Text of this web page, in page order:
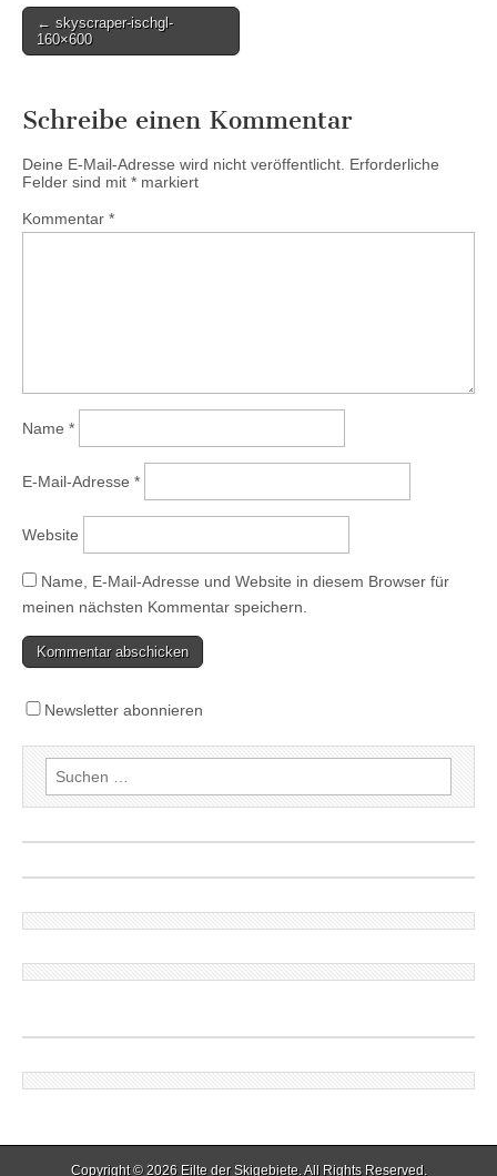
Post
navigation
← skyscraper-ischgl-
160×600
Schreibe einen Kommentar
Deine E-Mail-Adresse wird nicht veröffentlicht. Erforderliche
Felder sind mit * markiert
Kommentar *
Name *
E-Mail-Adresse *
Website
Name, E-Mail-Adresse und Website in diesem Browser für
meinen nächsten Kommentar speichern.
Newsletter abonnieren
Suchen
nach:
Copyright © 2026 Eilte der Skigebiete. All Rights Reserved.